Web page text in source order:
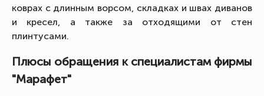
коврах с длинным ворсом, складках и швах диванов
и кресел, а также за отходящими от стен
плинтусами.
Плюсы обращения к специалистам фирмы
"Марафет"